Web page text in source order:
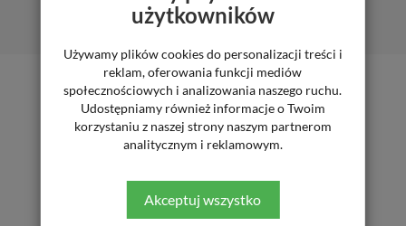
Newsletter
ZAPISZ SIĘ
użytkowników
Używamy plików cookies do personalizacji treści i
reklam, oferowania funkcji mediów
społecznościowych i analizowania naszego ruchu.
Udostępniamy również informacje o Twoim
korzystaniu z naszej strony naszym partnerom
analitycznym i reklamowym.
Akceptuj wszystko